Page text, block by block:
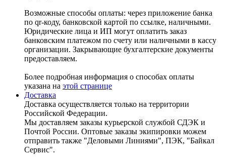
Возможные способы оплаты: через приложение банка
по qr-коду, банковской картой по ссылке, наличными.
Юридические лица и ИП могут оплатить заказ
банковским платежом по счету или наличными в кассу
организации. Закрывающие бухгалтерские документы
предоставляем.
Более подробная информация о способах оплаты
указана на этой странице
Доставка
Доставка осуществляется только на территории
Российской Федерации.
Мы доставляем заказы курьерской службой СДЭК и
Почтой России. Оптовые заказы экипировки можем
отправить также "Деловыми Линиями", ПЭК, "Байкал
Сервис".